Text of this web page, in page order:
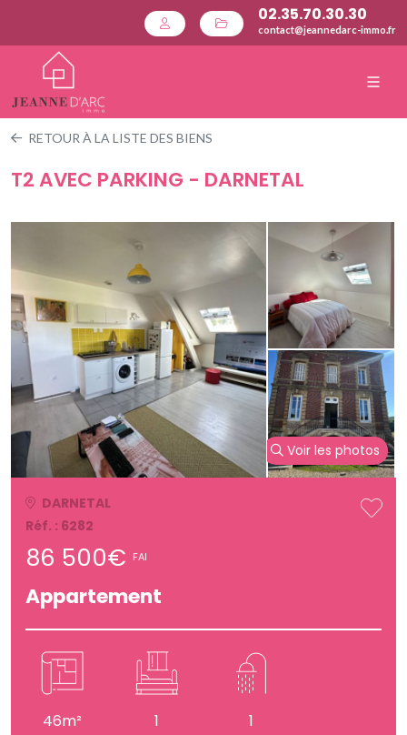
02.35.70.30.30
contact@jeannedarc-immo.fr
RETOUR À LA LISTE DES BIENS
T2 AVEC PARKING - DARNETAL
Voir les photos
DARNETAL
Réf. : 6282
86 500€ FAI
Appartement
46m² 1 1